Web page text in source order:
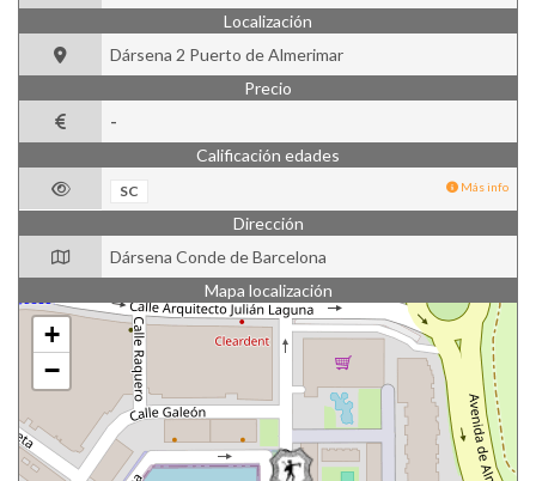
Localización
Dársena 2 Puerto de Almerimar
Precio
-
Calificación edades
SC Más info
Dirección
Dársena Conde de Barcelona
Mapa localización
+
−